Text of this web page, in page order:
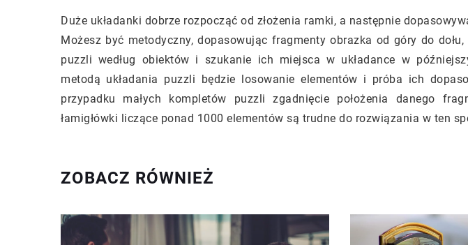
Duże układanki dobrze rozpocząć od złożenia ramki, a następnie
Możesz być metodyczny, dopasowując fragmenty obrazka od góry do
puzzli według obiektów i szukanie ich miejsca w układance w
metodą układania puzzli będzie losowanie elementów i próba ich
przypadku małych kompletów puzzli zgadnięcie położenia danego
łamigłówki liczące ponad 1000 elementów są trudne do rozwiązania w ten
ZOBACZ RÓWNIEŻ